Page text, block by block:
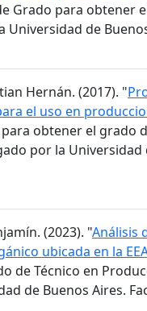
Grado para obtener
de
Hernán. (2017). "
el uso en
obtener el grado
por la Universidad
(2023). "Análisis
ubicada en la
de Técnico en
de Buenos Aires.